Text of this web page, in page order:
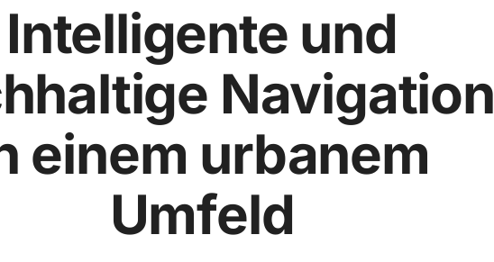
Intelligente und
Navigation
einem urbanem
Umfeld